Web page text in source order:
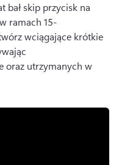
bał skip przycisk na
ramach 15-
wciągające krótkie
oraz utrzymanych w